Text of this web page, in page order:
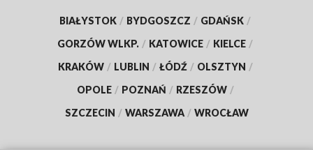
BIAŁYSTOK / BYDGOSZCZ / GDAŃSK /
GORZÓW WLKP. / KATOWICE / KIELCE /
KRAKÓW / LUBLIN / ŁÓDŹ / OLSZTYN /
OPOLE / POZNAŃ / RZESZÓW /
SZCZECIN / WARSZAWA / WROCŁAW